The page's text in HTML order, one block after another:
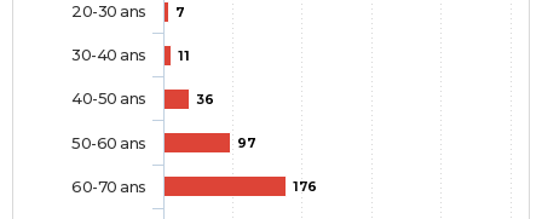
7
11
36
97
176
20-30 ans
30-40 ans
40-50 ans
50-60 ans
60-70 ans